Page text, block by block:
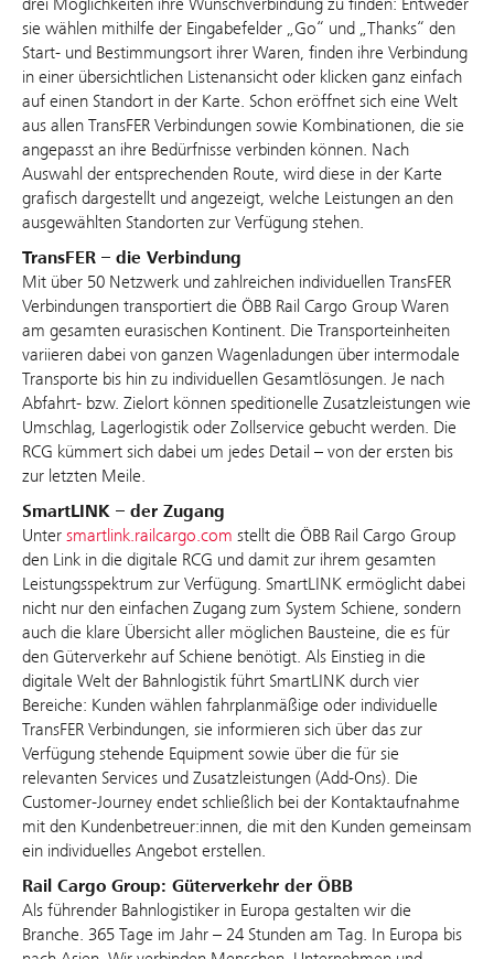
sie wählen mithilfe der Eingabefelder „Go“ und „Thanks“ den
Start- und Bestimmungsort ihrer Waren, finden ihre Verbindung
in einer übersichtlichen Listenansicht oder klicken ganz einfach
auf einen Standort in der Karte. Schon eröffnet sich eine Welt
aus allen TransFER Verbindungen sowie Kombinationen, die sie
angepasst an ihre Bedürfnisse verbinden können. Nach
Auswahl der entsprechenden Route, wird diese in der Karte
grafisch dargestellt und angezeigt, welche Leistungen an den
ausgewählten Standorten zur Verfügung stehen.
TransFER – die Verbindung
Mit über 50 Netzwerk und zahlreichen individuellen TransFER
Verbindungen transportiert die ÖBB Rail Cargo Group Waren
am gesamten eurasischen Kontinent. Die Transporteinheiten
variieren dabei von ganzen Wagenladungen über intermodale
Transporte bis hin zu individuellen Gesamtlösungen. Je nach
Abfahrt- bzw. Zielort können speditionelle Zusatzleistungen wie
Umschlag, Lagerlogistik oder Zollservice gebucht werden. Die
RCG kümmert sich dabei um jedes Detail – von der ersten bis
zur letzten Meile.
SmartLINK – der Zugang
Unter smartlink.railcargo.com stellt die ÖBB Rail Cargo Group
den Link in die digitale RCG und damit zur ihrem gesamten
Leistungsspektrum zur Verfügung. SmartLINK ermöglicht dabei
nicht nur den einfachen Zugang zum System Schiene, sondern
auch die klare Übersicht aller möglichen Bausteine, die es für
den Güterverkehr auf Schiene benötigt. Als Einstieg in die
digitale Welt der Bahnlogistik führt SmartLINK durch vier
Bereiche: Kunden wählen fahrplanmäßige oder individuelle
TransFER Verbindungen, sie informieren sich über das zur
Verfügung stehende Equipment sowie über die für sie
relevanten Services und Zusatzleistungen (Add-Ons). Die
Customer-Journey endet schließlich bei der Kontaktaufnahme
mit den Kundenbetreuer:innen, die mit den Kunden gemeinsam
ein individuelles Angebot erstellen.
Rail Cargo Group: Güterverkehr der ÖBB
Als führender Bahnlogistiker in Europa gestalten wir die
Branche. 365 Tage im Jahr – 24 Stunden am Tag. In Europa bis